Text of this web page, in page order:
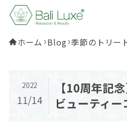
ホーム Blog 季節のトリー
【10周年記
ビューティー
2022
11/14